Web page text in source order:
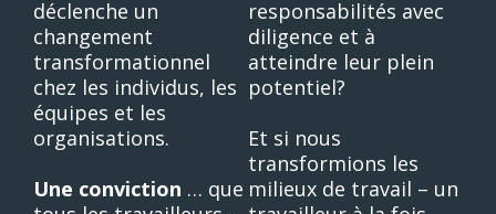
déclenche un
changement
transformationnel
chez les individus, les
équipes et les
organisations.
Une conviction … que
responsabilités avec
diligence et à
atteindre leur plein
potentiel?
Et si nous
transformions les
milieux de travail – un